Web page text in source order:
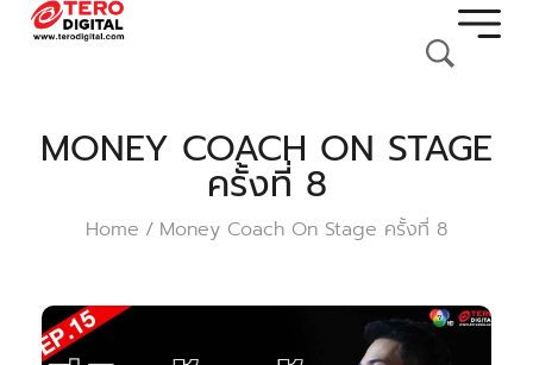
MONEY COACH ON STAGE
ครั้งที่ 8
Home / Money Coach On Stage ครั้งที่ 8